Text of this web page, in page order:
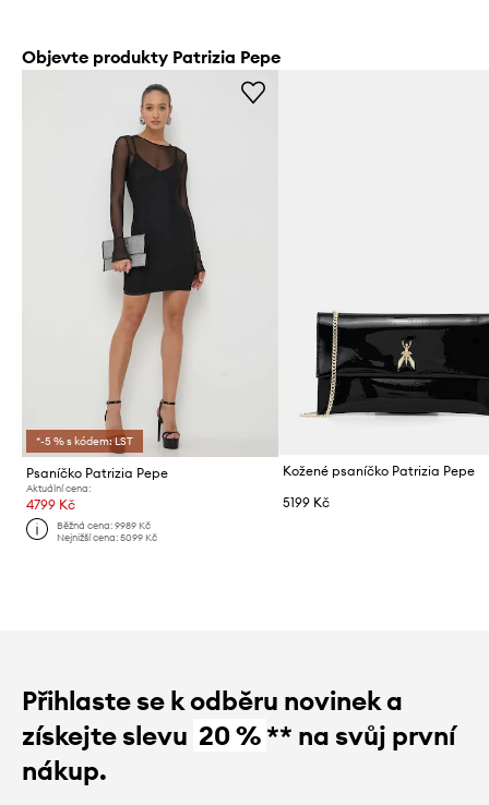
Objevte produkty Patrizia Pepe
*-5 % s kódem: LST
Psaníčko Patrizia Pepe
Aktuální cena:
4799 Kč
Běžná cena:9989 Kč
Nejnižší cena:5099 Kč
Kožené psaníčko Patrizia Pepe
5199 Kč
Přihlaste se k odběru novinek a
získejte slevu 20 %** na svůj první
nákup.